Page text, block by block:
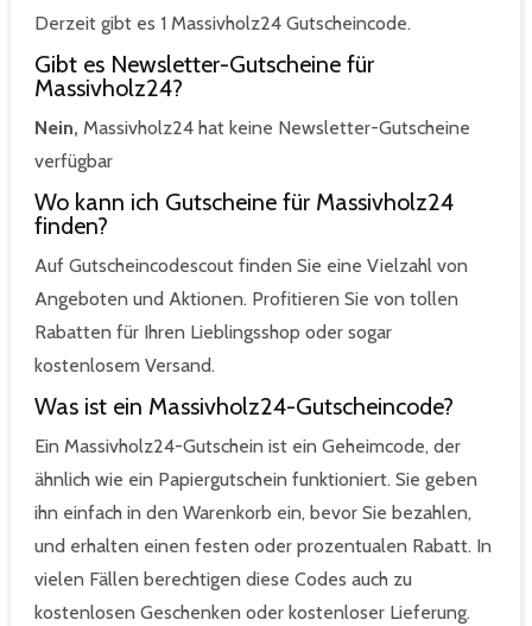
Derzeit gibt es 1 Massivholz24 Gutscheincode.
Gibt es Newsletter-Gutscheine für
Massivholz24?
Nein, Massivholz24 hat keine Newsletter-Gutscheine
verfügbar
Wo kann ich Gutscheine für Massivholz24
finden?
Auf Gutscheincodescout finden Sie eine Vielzahl von
Angeboten und Aktionen. Profitieren Sie von tollen
Rabatten für Ihren Lieblingsshop oder sogar
kostenlosem Versand.
Was ist ein Massivholz24-Gutscheincode?
Ein Massivholz24-Gutschein ist ein Geheimcode, der
ähnlich wie ein Papiergutschein funktioniert. Sie geben
ihn einfach in den Warenkorb ein, bevor Sie bezahlen,
und erhalten einen festen oder prozentualen Rabatt. In
vielen Fällen berechtigen diese Codes auch zu
kostenlosen Geschenken oder kostenloser Lieferung.